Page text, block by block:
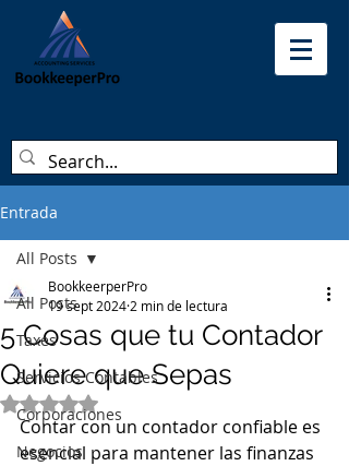
Entrada
All Posts
Taxes
Servicios Contables
Corporaciones
Negocios
All Posts
5 Cosas que tu Contador
Quiere que Sepas
BookkeerperPro
19 sept 2024 2 min de lectura
Obtuvo NaN de 5 estrellas.
Contar con un contador confiable es
esencial para mantener las finanzas